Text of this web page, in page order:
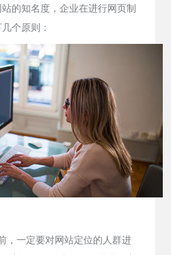
的知名度，企业在进行网页制
个原则：
，一定要对网站定位的人群进